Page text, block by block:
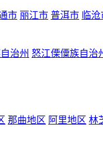
市 丽江市 普洱市 临
治州 怒江傈僳族自治
那曲地区 阿里地区 林